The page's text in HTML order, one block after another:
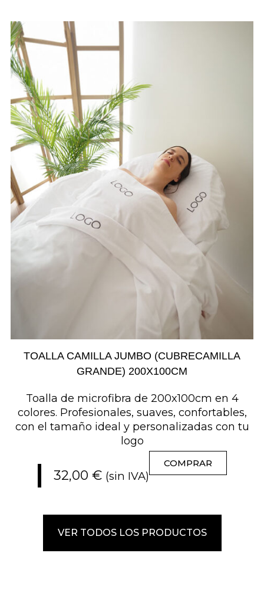
TOALLA CAMILLA JUMBO (CUBRECAMILLA
GRANDE) 200X100CM
Toalla de microfibra de 200x100cm en 4
colores. Profesionales, suaves, confortables,
con el tamaño ideal y personalizadas con tu
logo
32,00 € (sin IVA)
COMPRAR
VER TODOS LOS PRODUCTOS